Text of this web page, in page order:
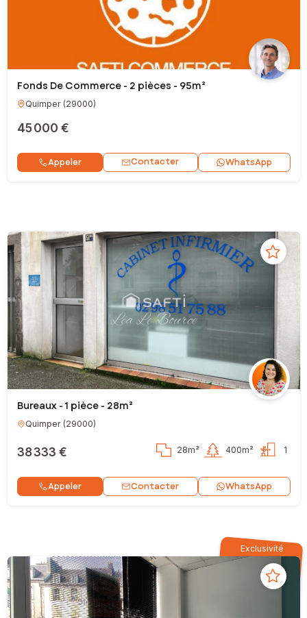
Fonds De Commerce - 2 pièces - 95m²
Quimper(29000)
45 000 €
Appeler Contacter WhatsApp
Bureaux - 1 pièce - 28m²
Quimper(29000)
38 333 € 28m² 400m² 1
Appeler Contacter WhatsApp
Exclusivité